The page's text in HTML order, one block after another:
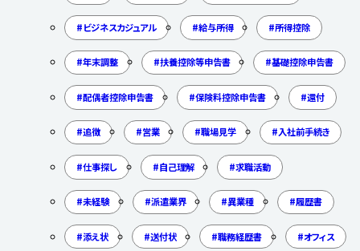
ビジネスカジュアル 給与所得 所得控除
年末調整 扶養控除等申告書 基礎控除申告書
配偶者控除申告書 保険料控除申告書 還付
追徴 営業 職場見学 入社前手続き
仕事探し 自己理解 求職活動
未経験 派遣業界 異業種 履歴書
添え状 送付状 職務経歴書 オフィス